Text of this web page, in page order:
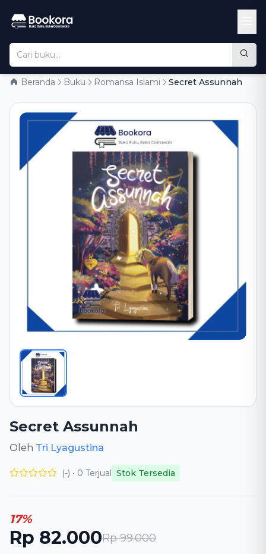
Beranda Buku Romansa Islami Secret Assunnah
Secret Assunnah
Oleh Tri Lyagustina
(-) • 0 Terjual Stok Tersedia
17%
Rp 82.000Rp 99.000